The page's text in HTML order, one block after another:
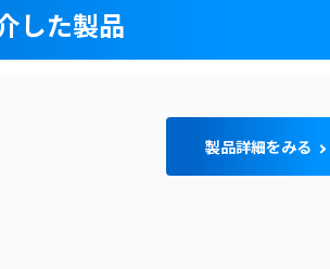
した製品
製品詳細をみる